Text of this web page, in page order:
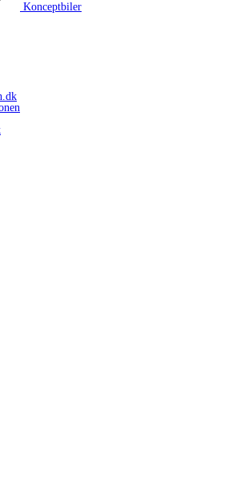
Konceptbiler